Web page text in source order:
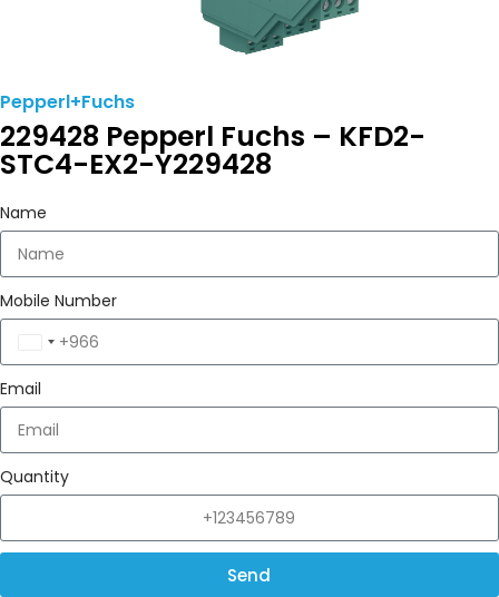
Pepperl+Fuchs
229428 Pepperl Fuchs – KFD2-
STC4-EX2-Y229428
Name
Mobile Number
Saudi
Arabia
+966
Email
Quantity
Send